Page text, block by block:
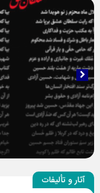
آثار و تألیفات